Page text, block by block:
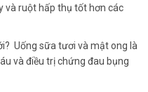
và ruột hấp thụ tốt hơn các
Uống sữa tươi và mật ong là
và điều trị chứng đau bụng